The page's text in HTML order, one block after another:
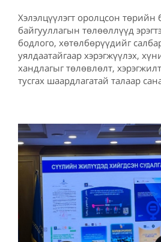
Хэлэлцүүлэгт оролцсон
байгууллагын төлөөллүүд
бодлого, хөтөлбөрүүдийг
уялдаатайгаар хэрэгжүүлэх,
хандлагыг төлөвлөлт,
тусгах шаардлагатай талаар